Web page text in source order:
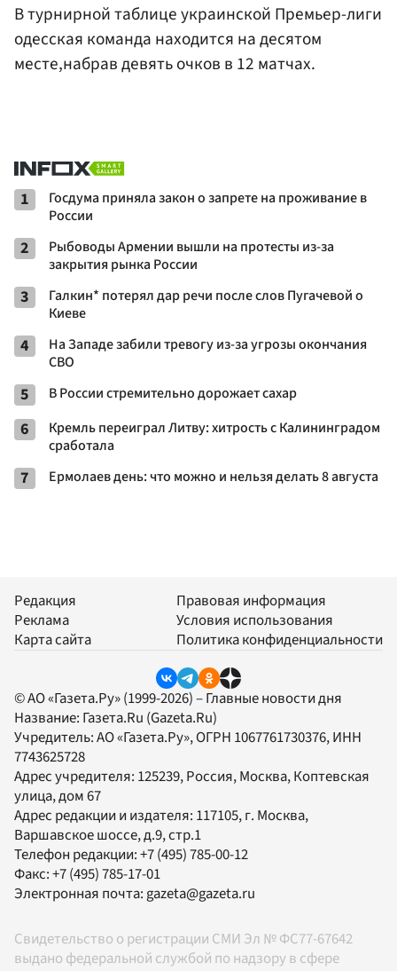
В турнирной таблице украинской Премьер-лиги
одесская команда находится на десятом
месте,набрав девять очков в 12 матчах.
1
Госдума приняла закон о запрете на проживание в
России
2
Рыбоводы Армении вышли на протесты из-за
закрытия рынка России
3
Галкин* потерял дар речи после слов Пугачевой о
Киеве
4
На Западе забили тревогу из-за угрозы окончания
СВО
5 В России стремительно дорожает сахар
6
Кремль переиграл Литву: хитрость с Калининградом
сработала
7 Ермолаев день: что можно и нельзя делать 8 августа
Редакция
Реклама
Карта сайта
Правовая информация
Условия использования
Политика конфиденциальности
© АО «Газета.Ру» (1999-2026) – Главные новости дня
Название: Газета.Ru (Gazeta.Ru)
Учредитель:АО «Газета.Ру», ОГРН 1067761730376, ИНН
7743625728
Адрес учредителя: 125239, Россия, Москва, Коптевская
улица, дом 67
Адрес редакции и издателя: 117105, г. Москва,
Варшавское шоссе, д.9, стр.1
Телефон редакции:+7 (495) 785-00-12
Факс:+7 (495) 785-17-01
Электронная почта:gazeta@gazeta.ru
Свидетельство о регистрации СМИ Эл № ФС77-67642
выдано федеральной службой по надзору в сфере